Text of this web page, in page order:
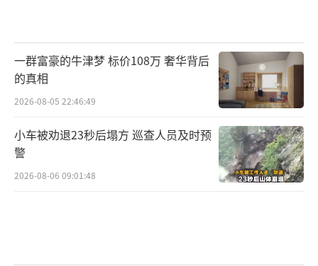
一群富豪的牛津梦 标价108万 奢华背后
的真相
2026-08-05 22:46:49
小车被劝退23秒后塌方 巡查人员及时预
警
2026-08-06 09:01:48